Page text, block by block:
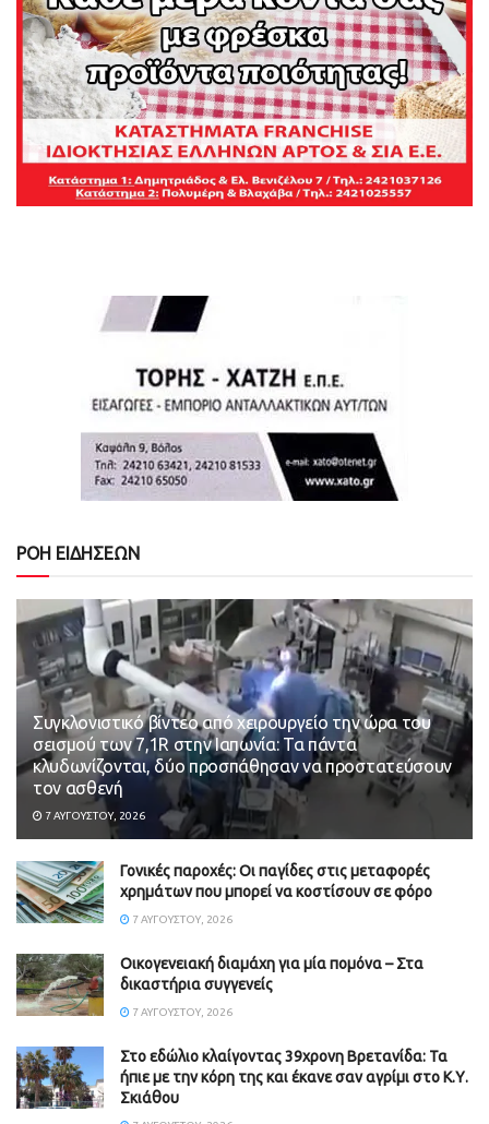
ΡΟΗ ΕΙΔΗΣΕΩΝ
Συγκλονιστικό βίντεο από χειρουργείο την ώρα του
σεισμού των 7,1R στην Ιαπωνία: Τα πάντα
κλυδωνίζονται, δύο προσπάθησαν να προστατεύσουν
τον ασθενή
7 ΑΥΓΟΎΣΤΟΥ, 2026
Γονικές παροχές: Οι παγίδες στις μεταφορές
χρημάτων που μπορεί να κοστίσουν σε φόρο
7 ΑΥΓΟΎΣΤΟΥ, 2026
Οικογενειακή διαμάχη για μία πομόνα – Στα
δικαστήρια συγγενείς
7 ΑΥΓΟΎΣΤΟΥ, 2026
Στο εδώλιο κλαίγοντας 39χρονη Βρετανίδα: Τα
ήπιε με την κόρη της και έκανε σαν αγρίμι στο Κ.Υ.
Σκιάθου